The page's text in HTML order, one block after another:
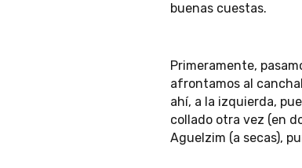
buenas cuestas.
Primeramente,
afrontamos al
ahí, a la izquierda,
collado otra vez (en
Aguelzim (a secas),